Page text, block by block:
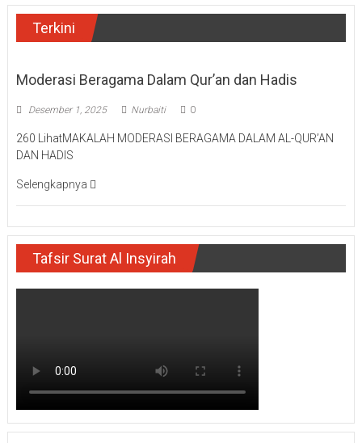
Terkini
Moderasi Beragama Dalam Qur’an dan Hadis
Desember 1, 2025 Nurbaiti 0
260 LihatMAKALAH MODERASI BERAGAMA DALAM AL-QUR’AN
DAN HADIS
Selengkapnya
Tafsir Surat Al Insyirah